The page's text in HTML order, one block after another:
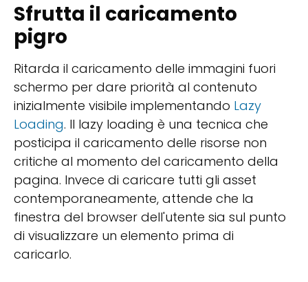
Sfrutta il caricamento
pigro
Ritarda il caricamento delle immagini fuori
schermo per dare priorità al contenuto
inizialmente visibile implementando Lazy
Loading. Il lazy loading è una tecnica che
posticipa il caricamento delle risorse non
critiche al momento del caricamento della
pagina. Invece di caricare tutti gli asset
contemporaneamente, attende che la
finestra del browser dell'utente sia sul punto
di visualizzare un elemento prima di
caricarlo.